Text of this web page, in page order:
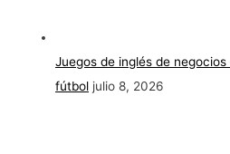
Juegos de inglés de
fútbol julio 8, 2026